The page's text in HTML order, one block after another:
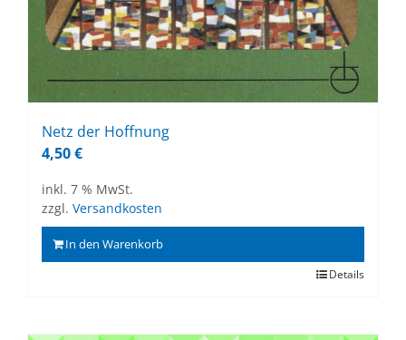
Netz der Hoff­nung
4,50€
inkl. 7 % MwSt.
zzgl. Versandkosten
In den Warenkorb
Details